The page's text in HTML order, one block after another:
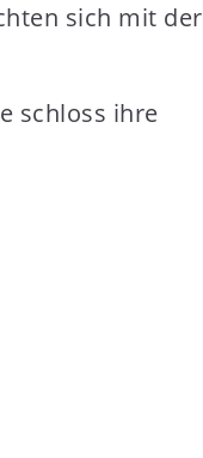
sich mit der
schloss ihre